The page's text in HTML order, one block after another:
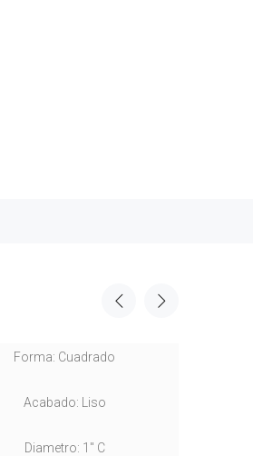
Forma: Cuadrado
Acabado: Liso
Diametro: 1" C